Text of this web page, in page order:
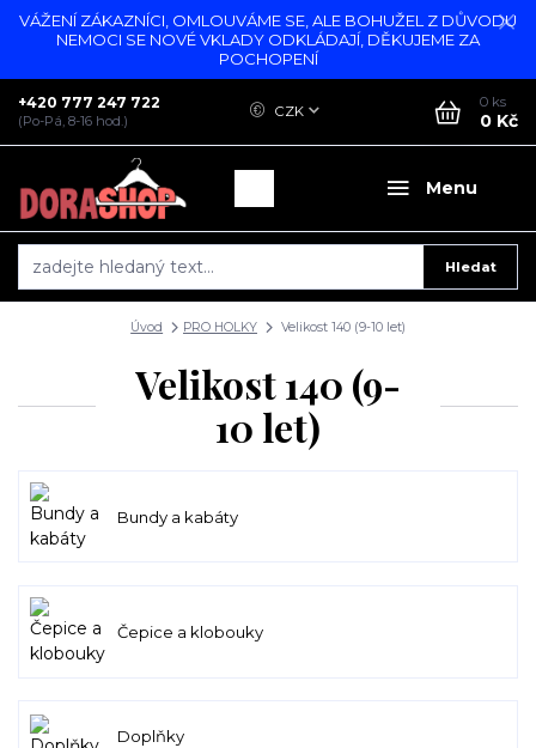
VÁŽENÍ ZÁKAZNÍCI, OMLOUVÁME SE, ALE BOHUŽEL Z DŮVODU
NEMOCI SE NOVÉ VKLADY ODKLÁDAJÍ, DĚKUJEME ZA
POCHOPENÍ
Menu
CZK
Hledat
+420 777 247 722
(Po-Pá, 8-16 hod.)
0 ks
0 Kč
Úvod PRO HOLKY Velikost 140 (9-10 let)
Velikost 140 (9-
10 let)
Bundy a kabáty
Čepice a klobouky
Doplňky